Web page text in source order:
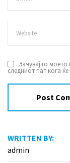
Зачувај го
следниот пат кога
WRITTEN BY:
admin